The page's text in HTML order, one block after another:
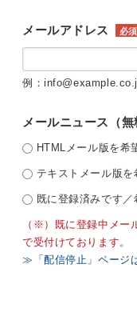
メールアドレス 必須
例：
メールニュース（無
HTMLメール版を希
テキストメール版を
既に登録済みです
（※）既に登録中メー
で受付けております。
≫「配信停止」ページ